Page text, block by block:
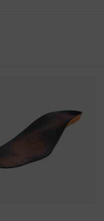
Ableitwiderstand kleiner 100